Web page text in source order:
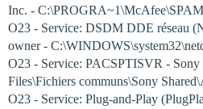
Inc. -
O23 - Service: DSDM DDE réseau
owner -
O23 - Service: PACSPTISVR -
Files\Fichiers communs\Sony
O23 - Service: Plug-and-Play